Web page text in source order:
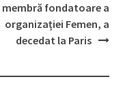
membră fondatoare a
organizației Femen, a
decedat la Paris